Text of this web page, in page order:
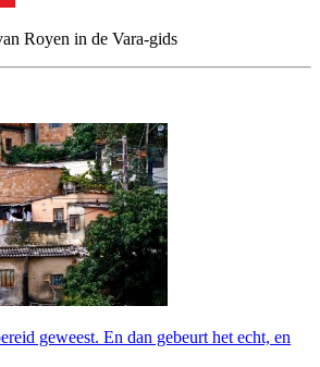
Royen in de Vara-gids
geweest. En dan gebeurt het echt, en